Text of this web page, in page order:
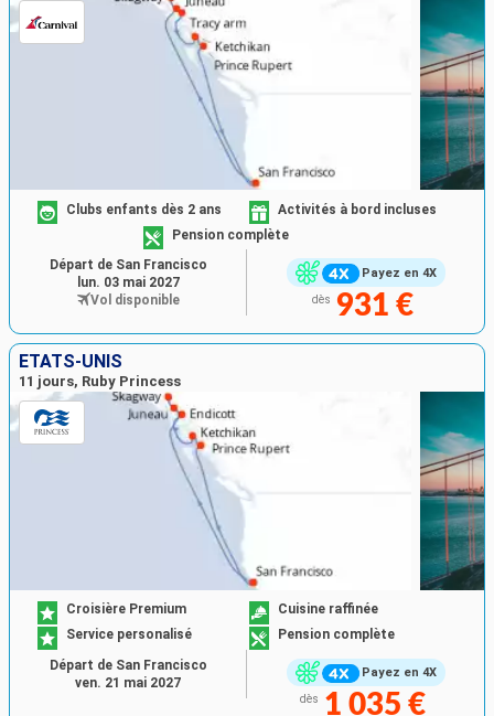
Payez en 4X
Clubs enfants dès 2 ans
Activités à bord incluses
Pension complète
dès 931 €
Départ de San Francisco
lun. 03 mai 2027
Vol disponible
ÉTATS-UNIS
11 jours, Ruby Princess
Payez en 4X
Croisière Premium
Cuisine raffinée
Service personalisé
Pension complète
dès 1 035 €
Départ de San Francisco
ven. 21 mai 2027